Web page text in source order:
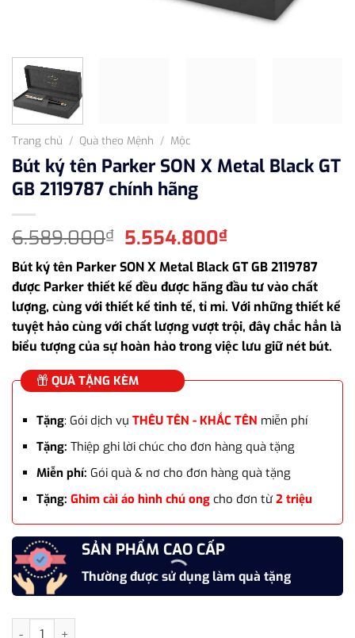
Trang chủ / Quà theo Mệnh / Mộc
Bút ký tên Parker SON X Metal Black GT
GB 2119787 chính hãng
6.589.000₫ Giá
gốc
là:
6.589.000₫.
5.554.800₫Giá
hiện
tại
là:
5.554.800₫.
Bút ký tên Parker SON X Metal Black GT GB 2119787
được Parker thiết kế đều được hãng đầu tư vào chất
lượng, cùng với thiết kế tinh tế, tỉ mỉ. Với những thiết kế
tuyệt hảo cùng với chất lượng vượt trội, đây chắc hẳn là
biểu tượng của sự hoàn hảo trong việc lưu giữ nét bút.
QUÀ TẶNG KÈM
Tặng: Gói dịch vụ THÊU TÊN - KHẮC TÊN miễn phí
Tặng: Thiệp ghi lời chúc cho đơn hàng quà tặng
Miễn phí: Gói quà & nơ cho đơn hàng quà tặng
Tặng: Ghim cài áo hình chú ongcho đơn từ 2 triệu
SẢN PHẨM CAO CẤP
Thường được sử dụng làm quà tặng
Bút ký tên Parker SON X Metal Black GT GB 2119787 chính